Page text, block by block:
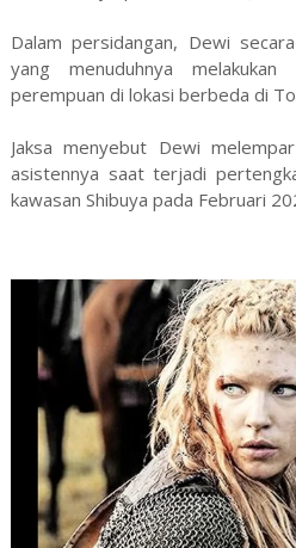
Dalam persidangan, Dewi
yang menuduhnya
perempuan di lokasi berbeda di
Jaksa menyebut Dewi
asistennya saat terjadi
kawasan Shibuya pada Februari